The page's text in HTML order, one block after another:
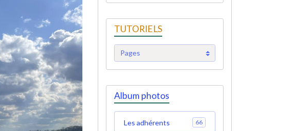
TUTORIELS
Album photos
Les adhérents 66